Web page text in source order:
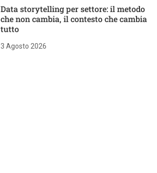
Data storytelling per settore: il metodo
che non cambia, il contesto che cambia
tutto
3 Agosto 2026